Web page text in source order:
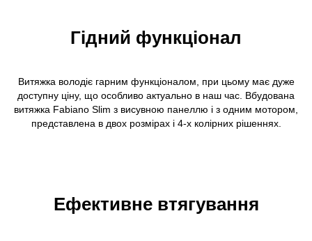
Гідний функціонал
Витяжка володіє гарним функціоналом, при цьому має дуже
доступну ціну, що особливо актуально в наш час. Вбудована
витяжка Fabiano Slim з висувною панеллю і з одним мотором,
представлена в двох розмірах і 4-х колірних рішеннях.
Ефективне втягування